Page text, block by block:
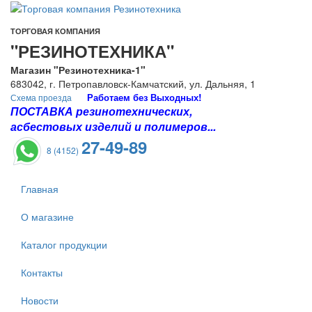
ТОРГОВАЯ КОМПАНИЯ
"РЕЗИНОТЕХНИКА"
Магазин "Резинотехника-1"
683042, г. Петропавловск-Камчатский, ул. Дальняя, 1
Схема проезда Работаем без Выходных!
ПОСТАВКА резинотехнических,
асбестовых изделий и полимеров...
8 (4152) 27-49-89
Главная
О магазине
Каталог продукции
Контакты
Новости